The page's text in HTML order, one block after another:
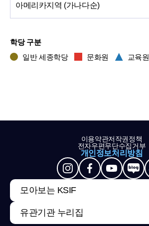
아메리카지역 (가나다순)
학당 구분
일반 세종학당
문화원 교육원
이용약관저작권정책
전자우편무단수집거부
개인정보처리방침
모아보는 KSIF
유관기관 누리집